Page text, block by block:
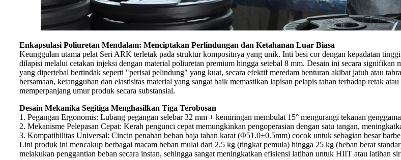
Enkapsulasi Poliuretan Mendalam: Menciptakan Perlindungan dan Ketahanan Luar Biasa
Keunggulan utama pelat Seri ARK terletak pada struktur kompositnya yang unik. Inti besi cor dengan kepadatan
dilapisi melalui cetakan injeksi dengan material poliuretan premium hingga setebal 8 mm. Desain ini secara signifikan
yang dipertebal bertindak seperti "perisai pelindung" yang kuat, secara efektif meredam benturan akibat jatuh atau
bersamaan, ketangguhan dan elastisitas material yang sangat baik memastikan lapisan pelapis tahan terhadap retak
memperpanjang umur produk secara substansial.
Desain Mekanika Segitiga Menghasilkan Tiga Terobosan
1. Pegangan Ergonomis: Lubang pegangan selebar 32 mm + kemiringan membulat 15° mengurangi tekanan
2. Mekanisme Pelepasan Cepat: Kerah pengunci cepat memungkinkan pengoperasian dengan satu tangan,
3. Kompatibilitas Universal: Cincin penahan beban baja tahan karat (Φ51.0±0.5mm) cocok untuk sebagian besar
Lini produk ini mencakup berbagai macam beban mulai dari 2,5 kg (tingkat pemula) hingga 25 kg (beban berat
melakukan penggantian beban secara instan, sehingga sangat meningkatkan efisiensi latihan untuk HIIT atau latihan